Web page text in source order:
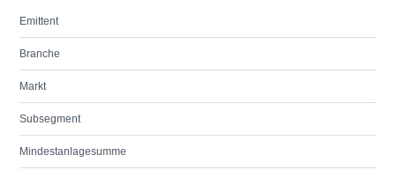
Emittent
Branche
Markt
Subsegment
Mindestanlagesumme